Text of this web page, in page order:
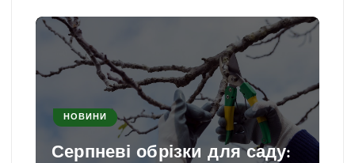
НОВИНИ
Серпневі обрізки для саду: